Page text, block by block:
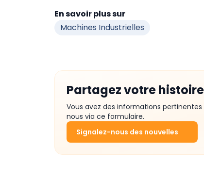
En savoir plus sur
Machines Industrielles
Partagez votre
Vous avez des informations
nous via ce formulaire.
Signalez-nous des nouvelles